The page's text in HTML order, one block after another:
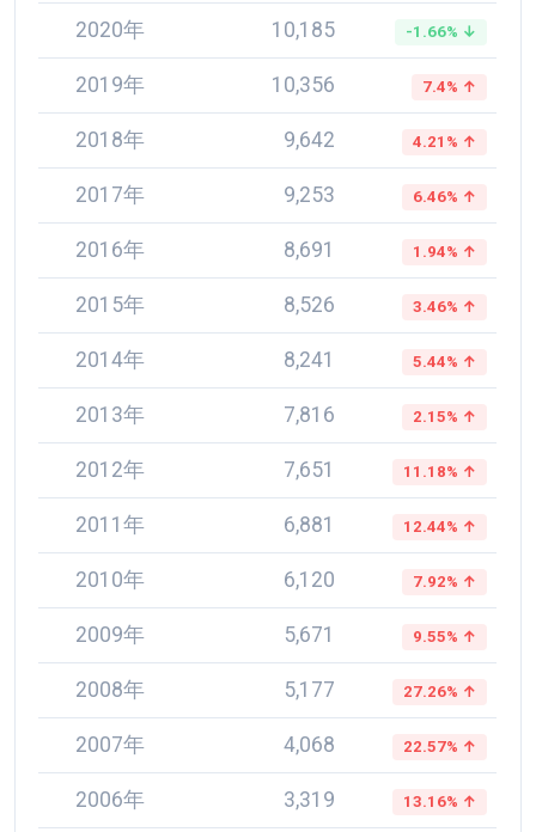
2020年 10,185 -1.66% ↓
2019年 10,356 7.4% ↑
2018年 9,642 4.21% ↑
2017年 9,253 6.46% ↑
2016年 8,691 1.94% ↑
2015年 8,526 3.46% ↑
2014年 8,241 5.44% ↑
2013年 7,816 2.15% ↑
2012年 7,651 11.18% ↑
2011年 6,881 12.44% ↑
2010年 6,120 7.92% ↑
2009年 5,671 9.55% ↑
2008年 5,177 27.26% ↑
2007年 4,068 22.57% ↑
2006年 3,319 13.16% ↑